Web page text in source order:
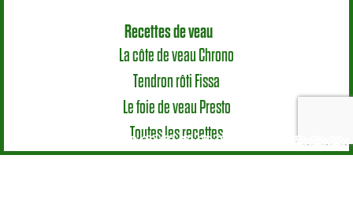
Recettes de veau
La côte de veau Chrono
Tendron rôti Fissa
Le foie de veau Presto
Toutes les recettes